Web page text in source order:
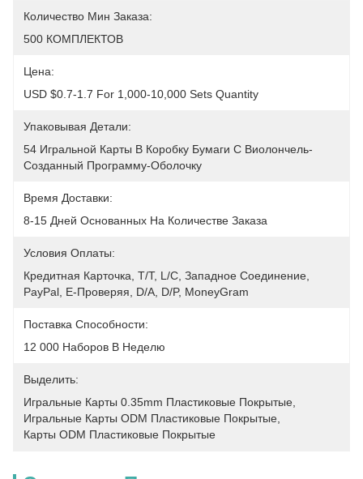
Количество Мин Заказа:
500 КОМПЛЕКТОВ
Цена:
USD $0.7-1.7 For 1,000-10,000 Sets Quantity
Упаковывая Детали:
54 Игральной Карты В Коробку Бумаги С Виолончель-
Созданный Программу-Оболочку
Время Доставки:
8-15 Дней Основанных На Количестве Заказа
Условия Оплаты:
Кредитная Карточка, T/T, L/C, Западное Соединение,
PayPal, E-Проверяя, D/A, D/P, MoneyGram
Поставка Способности:
12 000 Наборов В Неделю
Выделить:
Игральные Карты 0.35mm Пластиковые Покрытые
Игральные Карты ODM Пластиковые Покрытые
Карты ODM Пластиковые Покрытые